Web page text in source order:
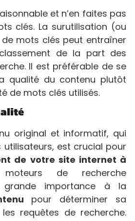
et n’en faites pas
clés. La surutilisation (ou
mots clés peut entraîner
de la part des
Il est préférable de se
qualité du contenu plutôt
de mots clés utilisés.
original et informatif, qui
utilisateurs, est crucial pour
de votre site internet à
de recherche
grande importance à la
pour déterminer sa
requêtes de recherche.